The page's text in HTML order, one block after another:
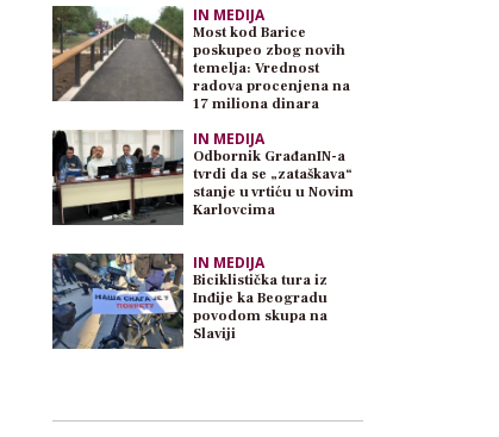
IN MEDIJA
Most kod Barice
poskupeo zbog novih
temelja: Vrednost
radova procenjena na
17 miliona dinara
IN MEDIJA
Odbornik GrađanIN-a
tvrdi da se „zataškava“
stanje u vrtiću u Novim
Karlovcima
IN MEDIJA
Biciklistička tura iz
Inđije ka Beogradu
povodom skupa na
Slaviji